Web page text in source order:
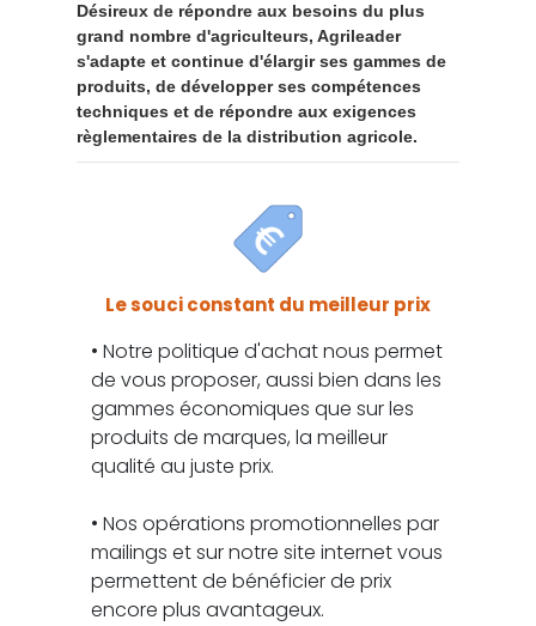
Désireux de répondre aux besoins du plus
grand nombre d'agriculteurs, Agrileader
s'adapte et continue d'élargir ses gammes de
produits, de développer ses compétences
techniques et de répondre aux exigences
règlementaires de la distribution agricole.
Le souci constant du meilleur prix
• Notre politique d'achat nous permet
de vous proposer, aussi bien dans les
gammes économiques que sur les
produits de marques, la meilleur
qualité au juste prix.
• Nos opérations promotionnelles par
mailings et sur notre site internet vous
permettent de bénéficier de prix
encore plus avantageux.